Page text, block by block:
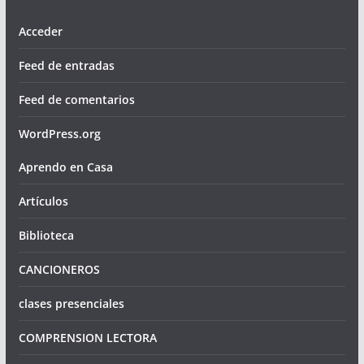
Acceder
Feed de entradas
Feed de comentarios
WordPress.org
Aprendo en Casa
Artículos
Biblioteca
CANCIONEROS
clases presenciales
COMPRENSION LECTORA